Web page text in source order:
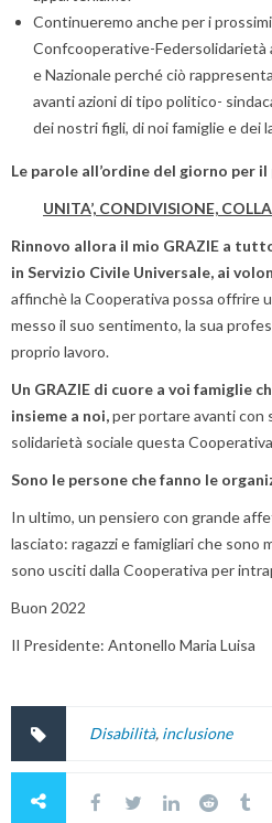
Continueremo anche per i
Confcooperative-Federsolidarietà
e Nazionale perché ciò
avanti azioni di tipo politico-
dei nostri figli, di noi famiglie e dei
Le parole all’ordine del giorno per
UNITA’, CONDIVISIONE,
Rinnovo allora il mio GRAZIE a
in Servizio Civile Universale, ai
affinchè la Cooperativa possa offrire
messo il suo sentimento, la sua
proprio lavoro.
Un GRAZIE di cuore a voi famiglie
insieme a noi,per portare avanti con
solidarietà sociale questa
Sono le persone che fanno le
In ultimo, un pensiero con grande
lasciato: ragazzi e famigliari che sono
sono usciti dalla Cooperativa per
Buon 2022
Il Presidente: Antonello Maria Luisa
Disabilità, inclusione